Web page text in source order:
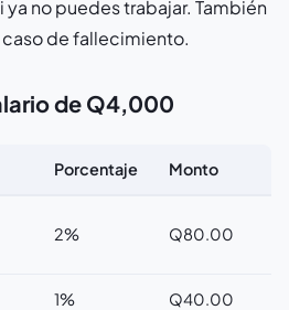
ya no puedes trabajar. También
de fallecimiento.
de Q4,000
Porcentaje Monto
2% Q80.00
1% Q40.00